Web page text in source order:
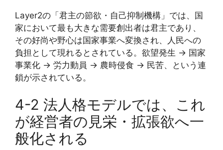
Layer2の「君主の節欲・自己抑制機構」では、国
家において最も大きな需要創出者は君主であり、
その好尚や野心は国家事業へ変換され、人民への
負担として現れるとされている。欲望発生 → 国家
事業化 → 労力動員 → 農時侵食 → 民苦、という連
鎖が示されている。
4-2 法人格モデルでは、これ
が経営者の見栄・拡張欲へ一
般化される